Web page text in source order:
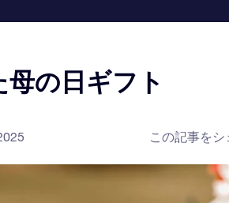
の日ギフト
この記事を